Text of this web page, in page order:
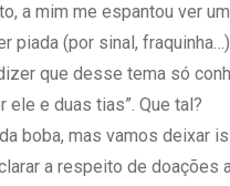
a mim me espantou ver
piada (por sinal,
que desse tema só
ele e duas tias”. Que tal?
boba, mas vamos deixar
a respeito de doações